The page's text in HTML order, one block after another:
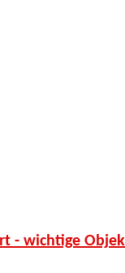
- wichtige